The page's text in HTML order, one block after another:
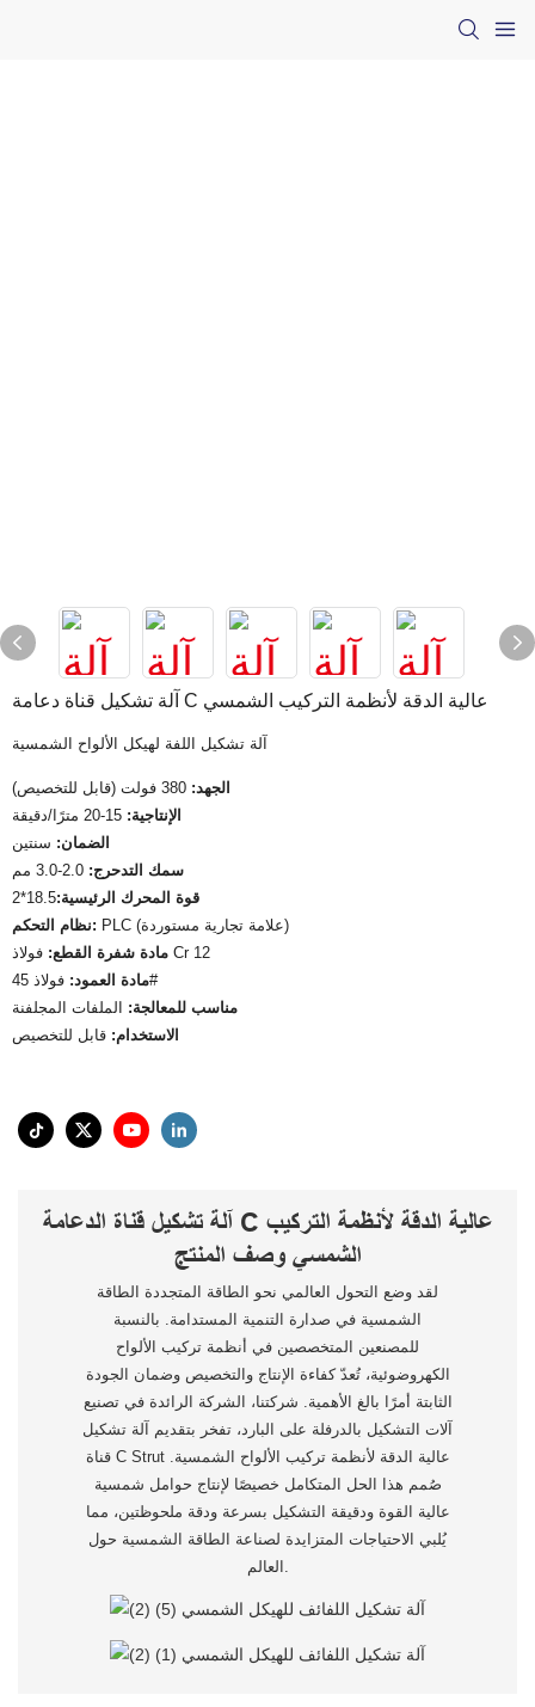
آلة تشكيل قناة دعامة C عالية الدقة لأنظمة التركيب الشمسي
آلة تشكيل اللفة لهيكل الألواح الشمسية
الجهد:
الإنتاجية:
الضمان: سنتين
سمك التدحرج:
قوة المحرك الرئيسية:18.5*2
نظام التحكم:
PLC (علامة تجارية مستوردة)
مادة شفرة القطع: فولاذ Cr 12
مادة العمود:فولاذ 45#
مناسب للمعالجة: الملفات المجلفنة
الاستخدام: قابل للتخصيص
آلة تشكيل قناة الدعامة C عالية الدقة لأنظمة التركيب
الشمسي وصف المنتج
لقد وضع التحول العالمي نحو الطاقة المتجددة الطاقة
الشمسية في صدارة التنمية المستدامة. بالنسبة
للمصنعين المتخصصين في أنظمة تركيب الألواح
الكهروضوئية، تُعدّ كفاءة الإنتاج والتخصيص وضمان الجودة
الثابتة أمرًا بالغ الأهمية. شركتنا، الشركة الرائدة في تصنيع
آلات التشكيل بالدرفلة على البارد، تفخر بتقديم آلة تشكيل
قناة C Strut عالية الدقة لأنظمة تركيب الألواح الشمسية.
صُمم هذا الحل المتكامل خصيصًا لإنتاج حوامل شمسية
عالية القوة ودقيقة التشكيل بسرعة ودقة ملحوظتين، مما
يُلبي الاحتياجات المتزايدة لصناعة الطاقة الشمسية حول
العالم.